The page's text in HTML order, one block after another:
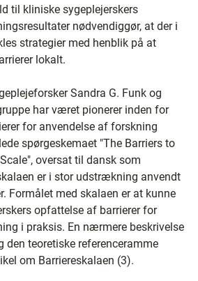
til kliniske sygeplejerskers
nødvendiggør, at der i
strategier med henblik på at
lokalt.
Sandra G. Funk og
har været pionerer inden for
for anvendelse af forskning
spørgeskemaet "The Barriers to
oversat til dansk som
er i stor udstrækning anvendt
Formålet med skalaen er at kunne
opfattelse af barrierer for
i praksis. En nærmere beskrivelse
den teoretiske referenceramme
om Barriereskalaen (3).